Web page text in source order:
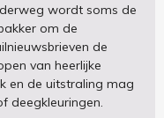
wordt soms de
om de
de
van heerlijke
en de uitstraling mag
deegkleuringen.